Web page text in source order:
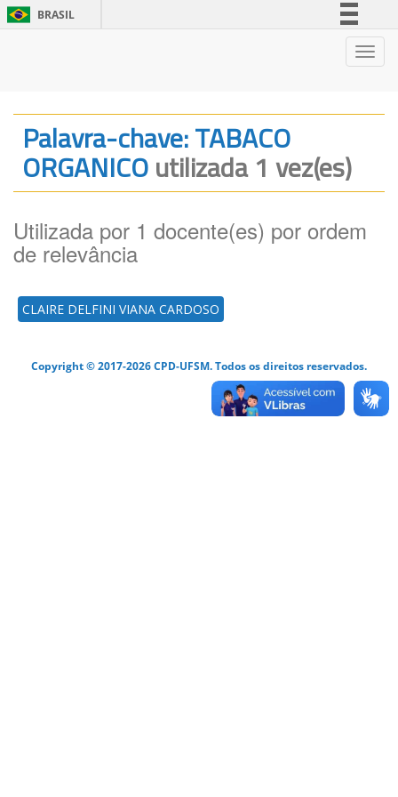
BRASIL
Legislação
Canais
Palavra-chave: TABACO
ORGANICOutilizada 1 vez(es)
Utilizada por 1 docente(es) por ordem
de relevância
CLAIRE DELFINI VIANA CARDOSO
Copyright © 2017-2026 CPD-UFSM. Todos os direitos reservados.